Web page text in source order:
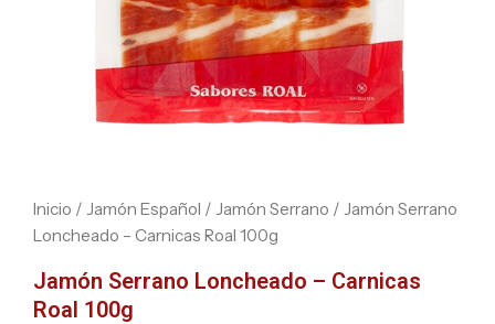
Inicio / Jamón Español / Jamón Serrano / Jamón Serrano
Loncheado – Carnicas Roal 100g
Jamón Serrano Loncheado – Carnicas
Roal 100g